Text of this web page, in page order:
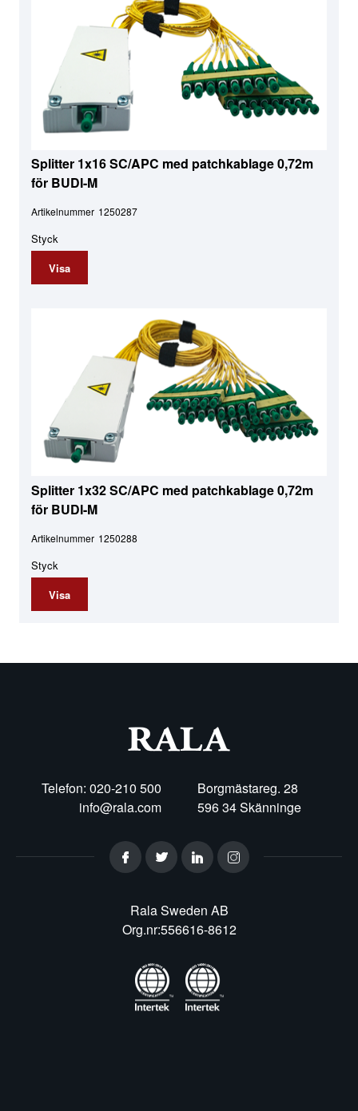
Splitter 1x16 SC/APC med patchkablage 0,72m
för BUDI-M
Artikelnummer 1250287
Styck
Visa
Splitter 1x32 SC/APC med patchkablage 0,72m
för BUDI-M
Artikelnummer 1250288
Styck
Visa
Telefon: 020-210 500
info@rala.com
Borgmästareg. 28
596 34 Skänninge
Rala Sweden AB
Org.nr:556616-8612